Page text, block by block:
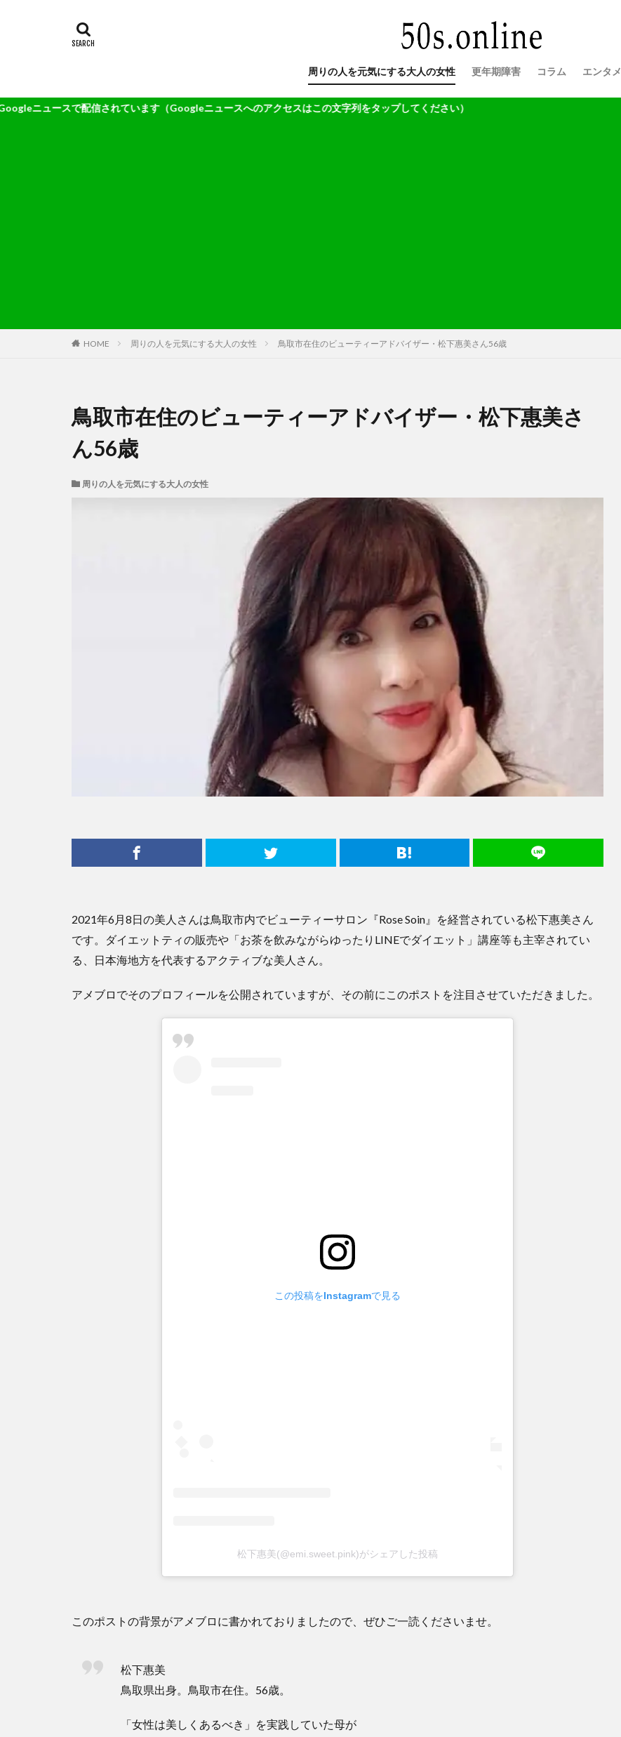
周りの人を元気にする大人の女性 更年期障害 コラム エンタメ
配信されています（Googleニュースへのアクセスはこの文字列をタップしてください）
HOME 周りの人を元気にする大人の女性 鳥取市在住のビューティーアドバイザー・松下惠美さん56歳
鳥取市在住のビューティーアドバイザー・松下惠美さ
ん56歳
周りの人を元気にする大人の女性
2021年6月8日の美人さんは鳥取市内でビューティーサロン『Rose Soin』を経営されている松下惠美さん
です。ダイエットティの販売や「お茶を飲みながらゆったりLINEでダイエット」講座等も主宰されてい
る、日本海地方を代表するアクティブな美人さん。
アメブロでそのプロフィールを公開されていますが、その前にこのポストを注目させていただきました。
この投稿をInstagramで見る
松下惠美(@emi.sweet.pink)がシェアした投稿
このポストの背景がアメブロに書かれておりましたので、ぜひご一読くださいませ。
松下惠美
鳥取県出身。鳥取市在住。56歳。
「女性は美しくあるべき」を実践していた母が